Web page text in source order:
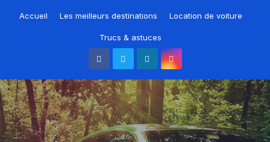
Accueil Les meilleurs destinations Location de voiture
Trucs & astuces